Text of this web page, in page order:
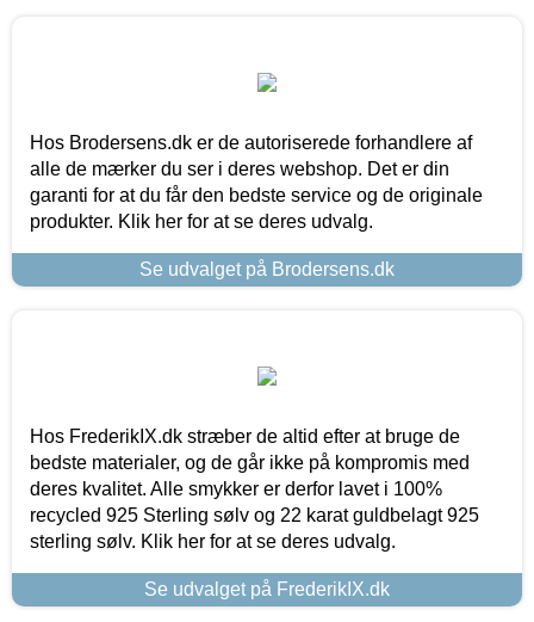
Hos Brodersens.dk er de autoriserede forhandlere af
alle de mærker du ser i deres webshop. Det er din
garanti for at du får den bedste service og de originale
produkter. Klik her for at se deres udvalg.
Se udvalget på Brodersens.dk
Hos FrederikIX.dk stræber de altid efter at bruge de
bedste materialer, og de går ikke på kompromis med
deres kvalitet. Alle smykker er derfor lavet i 100%
recycled 925 Sterling sølv og 22 karat guldbelagt 925
sterling sølv. Klik her for at se deres udvalg.
Se udvalget på FrederikIX.dk